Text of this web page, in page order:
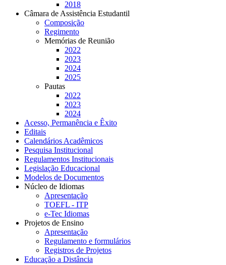
2018
Câmara de Assistência Estudantil
Composição
Regimento
Memórias de Reunião
2022
2023
2024
2025
Pautas
2022
2023
2024
Acesso, Permanência e Êxito
Editais
Calendários Acadêmicos
Pesquisa Institucional
Regulamentos Institucionais
Legislação Educacional
Modelos de Documentos
Núcleo de Idiomas
Apresentação
TOEFL - ITP
e-Tec Idiomas
Projetos de Ensino
Apresentação
Regulamento e formulários
Registros de Projetos
Educação a Distância